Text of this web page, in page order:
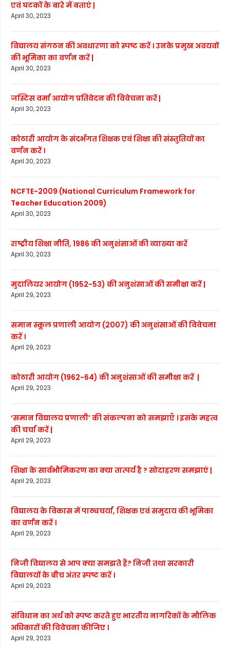
एवं घटकों के बारे में बताएं |
April 30, 2023
विद्यालय संगठन की अवधारणा को स्पष्ट करें । उनके प्रमुख अवयवों
की भूमिका का वर्णन करें |
April 30, 2023
जस्टिस वर्मा आयोग प्रतिवेदन की विवेचना करें |
April 30, 2023
कोठारी आयोग के संदर्भगत शिक्षक एवं शिक्षा की संस्तुतियों का
वर्णन करें ।
April 30, 2023
NCFTE-2009 (National Curriculum Framework for
Teacher Education 2009)
April 30, 2023
राष्ट्रीय शिक्षा नीति, 1986 की अनुशंसाओं की व्याख्या करें
April 30, 2023
मुदालियर आयोग (1952-53) की अनुशंसाओं की समीक्षा करें |
April 29, 2023
समान स्कूल प्रणाली आयोग (2007) की अनुशंसाओं की विवेचना
करें ।
April 29, 2023
कोठारी आयोग (1962-64) की अनुशंसाओं की समीक्षा करें |
April 29, 2023
‘समान विद्यालय प्रणाली’ की संकल्पना को समझाएँ । इसके महत्व
की चर्चा करें |
April 29, 2023
शिक्षा के सार्वभौमिकरण का क्या तात्पर्य है ? सोदाहरण समझाएं |
April 29, 2023
विद्यालय के विकास में पाठ्यचर्या, शिक्षक एवं समुदाय की भूमिका
का वर्णन करें ।
April 29, 2023
निजी विद्यालय से आप क्या समझते हैं? निजी तथा सरकारी
विद्यालयों के बीच अंतर स्पष्ट करें ।
April 29, 2023
संविधान का अर्थ को स्पष्ट करते हुए भारतीय नागरिकों के मौलिक
अधिकारों की विवेचना कीजिए ।
April 29, 2023